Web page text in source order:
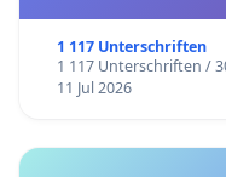
1 117 Unterschriften
1 117 Unterschriften /
11 Jul 2026